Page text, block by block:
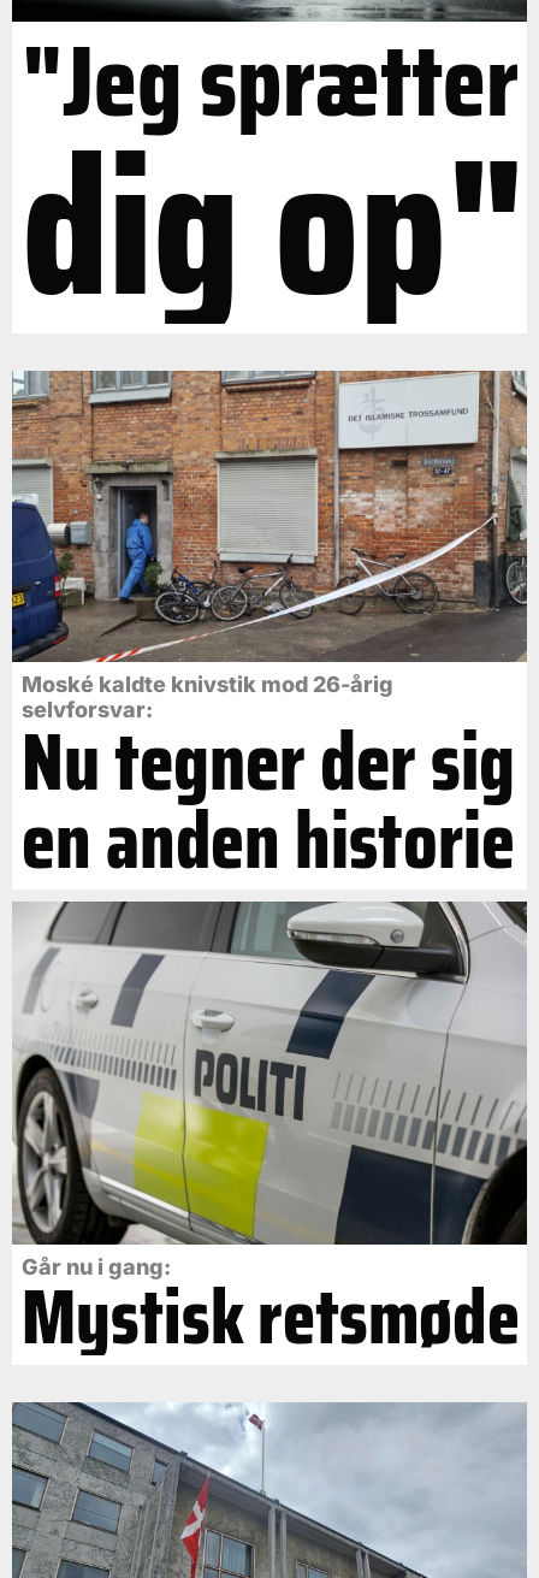
"Jeg sprætter
dig op"
Moské kaldte knivstik mod 26-årig
selvforsvar:
Nu tegner der sig
en anden historie
Går nu i gang:
Mystisk retsmøde